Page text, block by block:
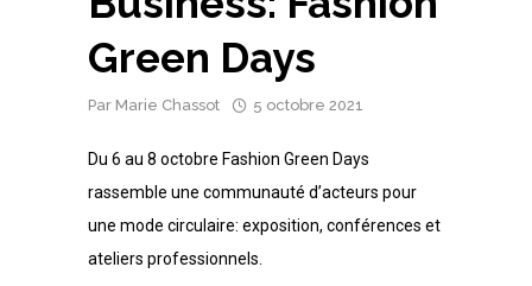
Green Days
Par Marie Chassot 5 octobre 2021
Du 6 au 8 octobre Fashion Green Days
rassemble une communauté d’acteurs pour
une mode circulaire: exposition, conférences et
ateliers professionnels.